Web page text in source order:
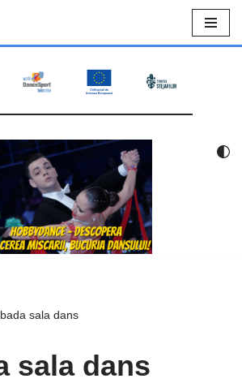
sala dans
sala dans